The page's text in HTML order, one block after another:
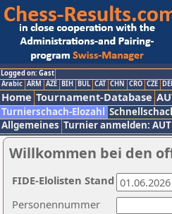
Logged on: Gast
Arabic ARM AZE BIH BUL CAT CHN CRO CZE
Home Tournament-Database
Turnierschach-Elozahl
Allgemeines Turnier anmelden: AUT
Willkommen bei den
Personennummer
FIDE-Elolisten Stand